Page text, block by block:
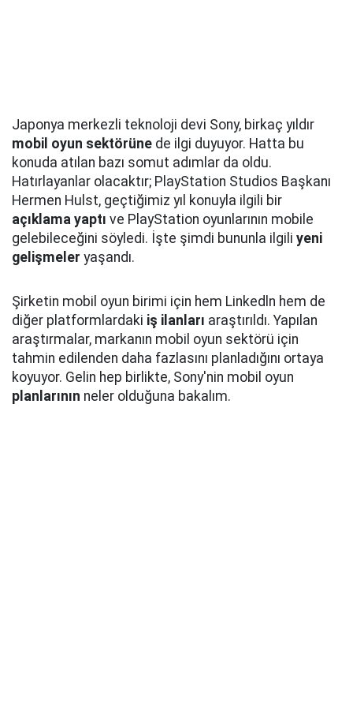
Japonya merkezli teknoloji devi Sony, birkaç yıldır
mobil oyun sektörüne de ilgi duyuyor. Hatta bu
konuda atılan bazı somut adımlar da oldu.
Hatırlayanlar olacaktır; PlayStation Studios Başkanı
Hermen Hulst, geçtiğimiz yıl konuyla ilgili bir
açıklama yaptı ve PlayStation oyunlarının mobile
gelebileceğini söyledi. İşte şimdi bununla ilgili yeni
gelişmeler yaşandı.
Şirketin mobil oyun birimi için hem Linkedln hem de
diğer platformlardaki iş ilanları araştırıldı. Yapılan
araştırmalar, markanın mobil oyun sektörü için
tahmin edilenden daha fazlasını planladığını ortaya
koyuyor. Gelin hep birlikte, Sony'nin mobil oyun
planlarının neler olduğuna bakalım.